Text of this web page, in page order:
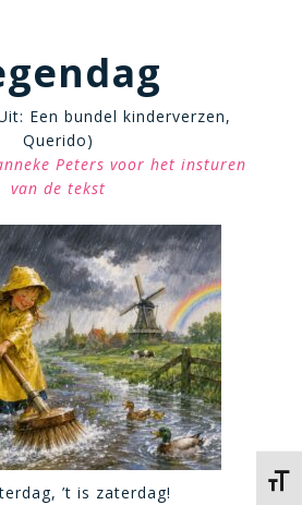
Een bundel kinderverzen,
Querido)
Peters voor het insturen
van de tekst
’t is zaterdag!